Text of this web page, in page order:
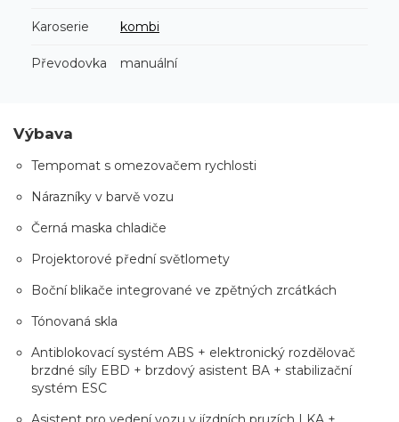
Karoserie kombi
Převodovka manuální
Výbava
Tempomat s omezovačem rychlosti
Nárazníky v barvě vozu
Černá maska chladiče
Projektorové přední světlomety
Boční blikače integrované ve zpětných zrcátkách
Tónovaná skla
Antiblokovací systém ABS + elektronický rozdělovač
brzdné síly EBD + brzdový asistent BA + stabilizační
systém ESC